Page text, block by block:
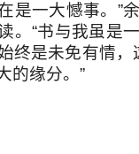
是一大憾事。”
。“书与我虽是
终是未免有情，
的缘分。”